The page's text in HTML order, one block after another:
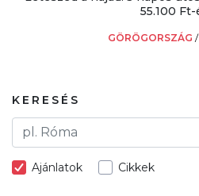
55.100 Ft-
GÖRÖGORSZÁG /
KERESÉS
Ajánlatok Cikkek